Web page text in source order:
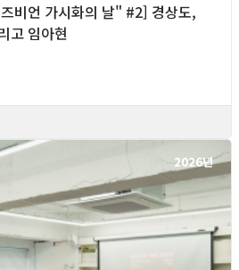
비언 가시화의 날" #2] 경상도,
고 임아현
2026년